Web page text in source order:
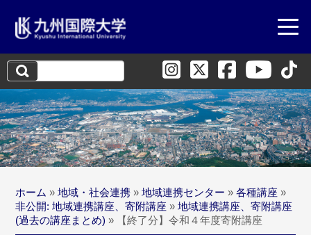
検
索:
ホーム » 地域・社会連携 » 地域連携センター » 各種講座 »
非公開: 地域連携講座、寄附講座 » 地域連携講座、寄附講座
(過去の講座まとめ) » 【終了分】令和４年度寄附講座